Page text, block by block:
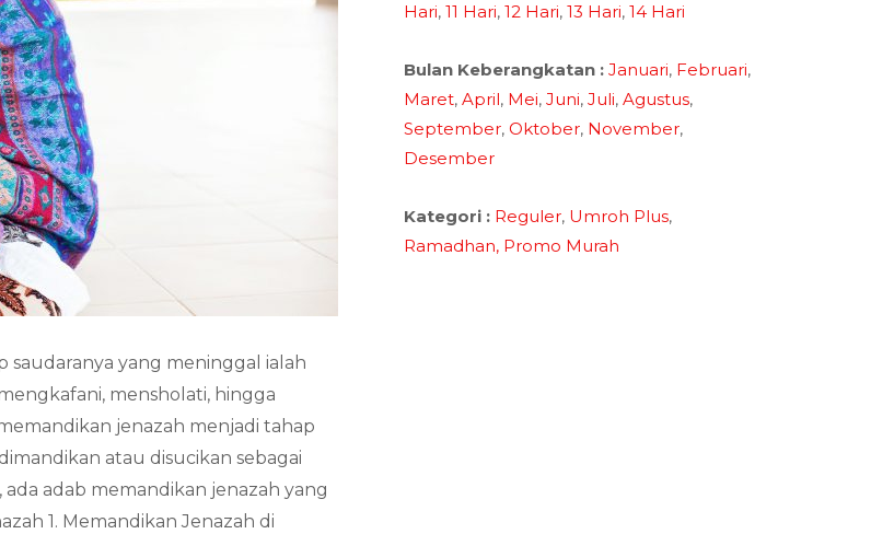
saudaranya yang meninggal ialah
mensholati, hingga
jenazah menjadi tahap
atau disucikan sebagai
adab memandikan jenazah yang
1. Memandikan Jenazah di
Hari, 11 Hari, 12 Hari, 13 Hari, 14 Hari
Bulan Keberangkatan : Januari, Februari,
Maret, April, Mei, Juni, Juli, Agustus,
September, Oktober, November,
Desember
Kategori : Reguler, Umroh Plus,
Ramadhan, Promo Murah